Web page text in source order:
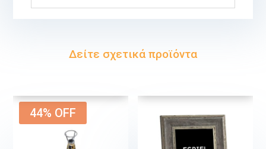
Δείτε σχετικά προϊόντα
44% OFF